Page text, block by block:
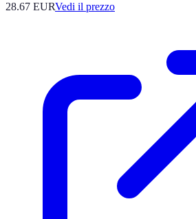
28.67 EURVedi il prezzo